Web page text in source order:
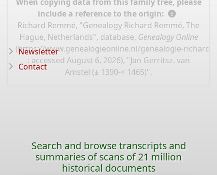
include a reference to the origin:
Richard Remmé, "Genealogy Richard Remmé, The
Hague, Netherlands", database, Genealogy Online
(https://www.genealogieonline.nl/genealogie-richard-
: accessed August 6, 2026), "Jan Gerritsz. van
Amstel (± 1390-< 1465)".
Newsletter
Contact
Search and browse transcripts and
summaries of scans of 21 million
historical documents